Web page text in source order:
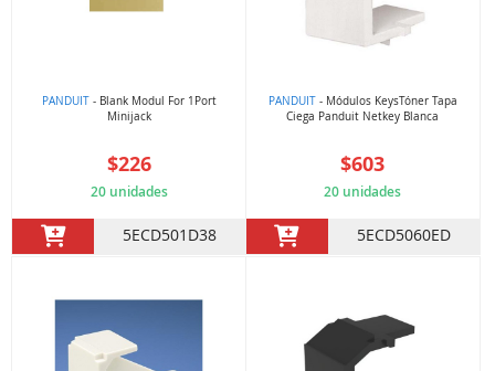
PANDUIT- Blank Modul For 1Port
Minijack
$226
20 unidades
5ECD501D38
PANDUIT- Módulos KeysTóner Tapa
Ciega Panduit Netkey Blanca
$603
20 unidades
5ECD5060ED